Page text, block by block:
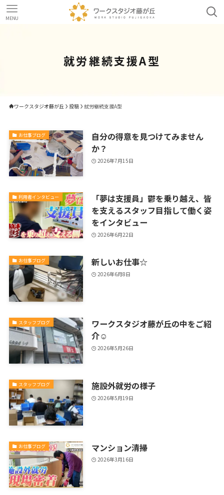
MENU
就労継続支援A型
ワークスタジオ藤が丘 投稿 就労継続支援A型
お仕事ブログ
自分の得意を見つけてみません
か？
2026年7月15日
利用者インタビュー
「夢は支援員」鬱を乗り越え、皆
を支えるスタッフ目指して働く姿
をインタビュー
2026年6月22日
お仕事ブログ 新しいお仕事☆
2026年6月8日
スタッフブログ
ワークスタジオ藤が丘の中をご紹
介☺
2026年5月26日
スタッフブログ 施設外就労の様子
2026年5月19日
お仕事ブログ マンション清掃
2026年3月16日